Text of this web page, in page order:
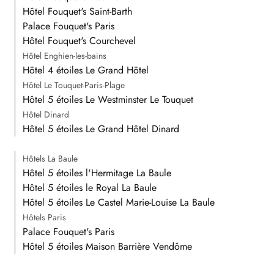
Hôtel Fouquet's Saint-Barth
Palace Fouquet's Paris
Hôtel Fouquet's Courchevel
Hôtel Enghien-les-bains
Hôtel 4 étoiles Le Grand Hôtel
Hôtel Le Touquet-Paris-Plage
Hôtel 5 étoiles Le Westminster Le Touquet
Hôtel Dinard
Hôtel 5 étoiles Le Grand Hôtel Dinard
Hôtels La Baule
Hôtel 5 étoiles l'Hermitage La Baule
Hôtel 5 étoiles le Royal La Baule
Hôtel 5 étoiles Le Castel Marie-Louise La Baule
Hôtels Paris
Palace Fouquet's Paris
Hôtel 5 étoiles Maison Barrière Vendôme